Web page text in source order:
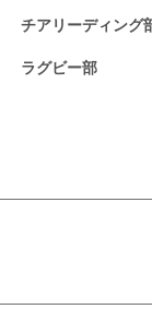
チアリーディング
ラグビー部